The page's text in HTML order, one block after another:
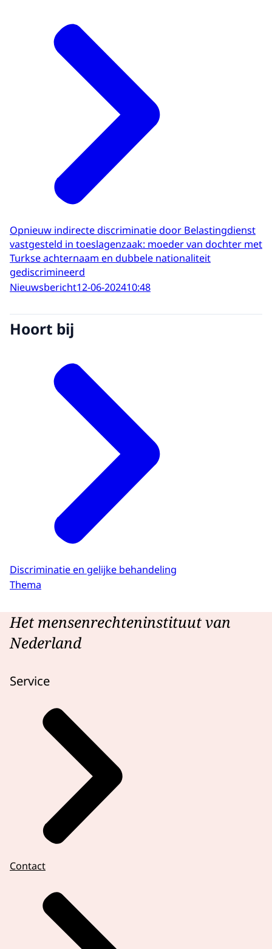
Opnieuw indirecte discriminatie door Belastingdienst
vastgesteld in toeslagenzaak: moeder van dochter met
Turkse achternaam en dubbele nationaliteit
gediscrimineerd
Nieuwsbericht12-06-202410:48
Hoort bij
Discriminatie en gelijke behandeling
Thema
Het mensenrechteninstituut van
Nederland
Service
Contact